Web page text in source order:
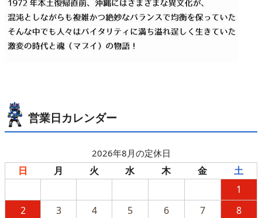
営業日カレンダー
2026年8月の定休日
日 月 火 水 木 金
土
1
2
3 4 5 6 7
8